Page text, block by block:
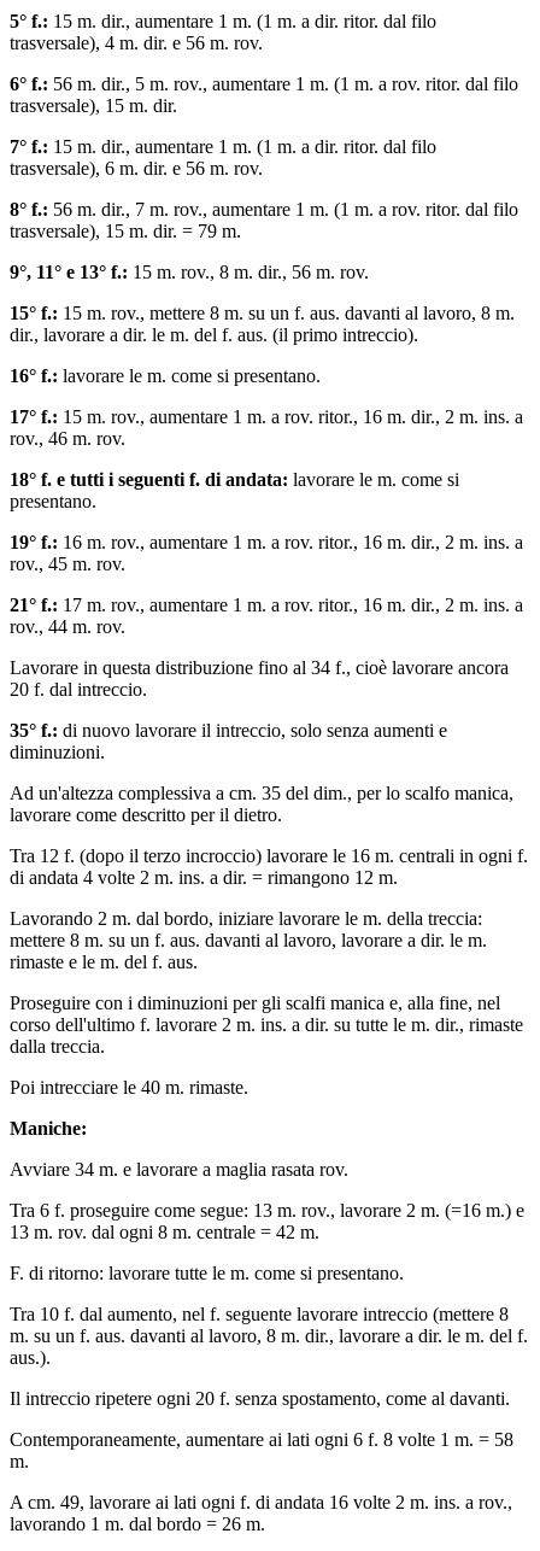
5° f.: 15 m. dir., aumentare 1 m. (1 m. a dir. ritor. dal filo
trasversale), 4 m. dir. e 56 m. rov.
6° f.: 56 m. dir., 5 m. rov., aumentare 1 m. (1 m. a rov. ritor. dal filo
trasversale), 15 m. dir.
7° f.: 15 m. dir., aumentare 1 m. (1 m. a dir. ritor. dal filo
trasversale), 6 m. dir. e 56 m. rov.
8° f.: 56 m. dir., 7 m. rov., aumentare 1 m. (1 m. a rov. ritor. dal filo
trasversale), 15 m. dir. = 79 m.
9°, 11° e 13° f.: 15 m. rov., 8 m. dir., 56 m. rov.
15° f.: 15 m. rov., mettere 8 m. su un f. aus. davanti al lavoro, 8 m.
dir., lavorare a dir. le m. del f. aus. (il primo intreccio).
16° f.: lavorare le m. come si presentano.
17° f.: 15 m. rov., aumentare 1 m. a rov. ritor., 16 m. dir., 2 m. ins. a
rov., 46 m. rov.
18° f. e tutti i seguenti f. di andata: lavorare le m. come si
presentano.
19° f.: 16 m. rov., aumentare 1 m. a rov. ritor., 16 m. dir., 2 m. ins. a
rov., 45 m. rov.
21° f.: 17 m. rov., aumentare 1 m. a rov. ritor., 16 m. dir., 2 m. ins. a
rov., 44 m. rov.
Lavorare in questa distribuzione fino al 34 f., cioè lavorare ancora
20 f. dal intreccio.
35° f.: di nuovo lavorare il intreccio, solo senza aumenti e
diminuzioni.
Ad un'altezza complessiva a cm. 35 del dim., per lo scalfo manica,
lavorare come descritto per il dietro.
Tra 12 f. (dopo il terzo incroccio) lavorare le 16 m. centrali in ogni f.
di andata 4 volte 2 m. ins. a dir. = rimangono 12 m.
Lavorando 2 m. dal bordo, iniziare lavorare le m. della treccia:
mettere 8 m. su un f. aus. davanti al lavoro, lavorare a dir. le m.
rimaste e le m. del f. aus.
Proseguire con i diminuzioni per gli scalfi manica e, alla fine, nel
corso dell'ultimo f. lavorare 2 m. ins. a dir. su tutte le m. dir., rimaste
dalla treccia.
Poi intrecciare le 40 m. rimaste.
Maniche:
Avviare 34 m. e lavorare a maglia rasata rov.
Tra 6 f. proseguire come segue: 13 m. rov., lavorare 2 m. (=16 m.) e
13 m. rov. dal ogni 8 m. centrale = 42 m.
F. di ritorno: lavorare tutte le m. come si presentano.
Tra 10 f. dal aumento, nel f. seguente lavorare intreccio (mettere 8
m. su un f. aus. davanti al lavoro, 8 m. dir., lavorare a dir. le m. del f.
aus.).
Il intreccio ripetere ogni 20 f. senza spostamento, come al davanti.
Contemporaneamente, aumentare ai lati ogni 6 f. 8 volte 1 m. = 58
m.
A cm. 49, lavorare ai lati ogni f. di andata 16 volte 2 m. ins. a rov.,
lavorando 1 m. dal bordo = 26 m.